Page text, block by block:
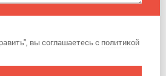
вы соглашаетесь с политикой